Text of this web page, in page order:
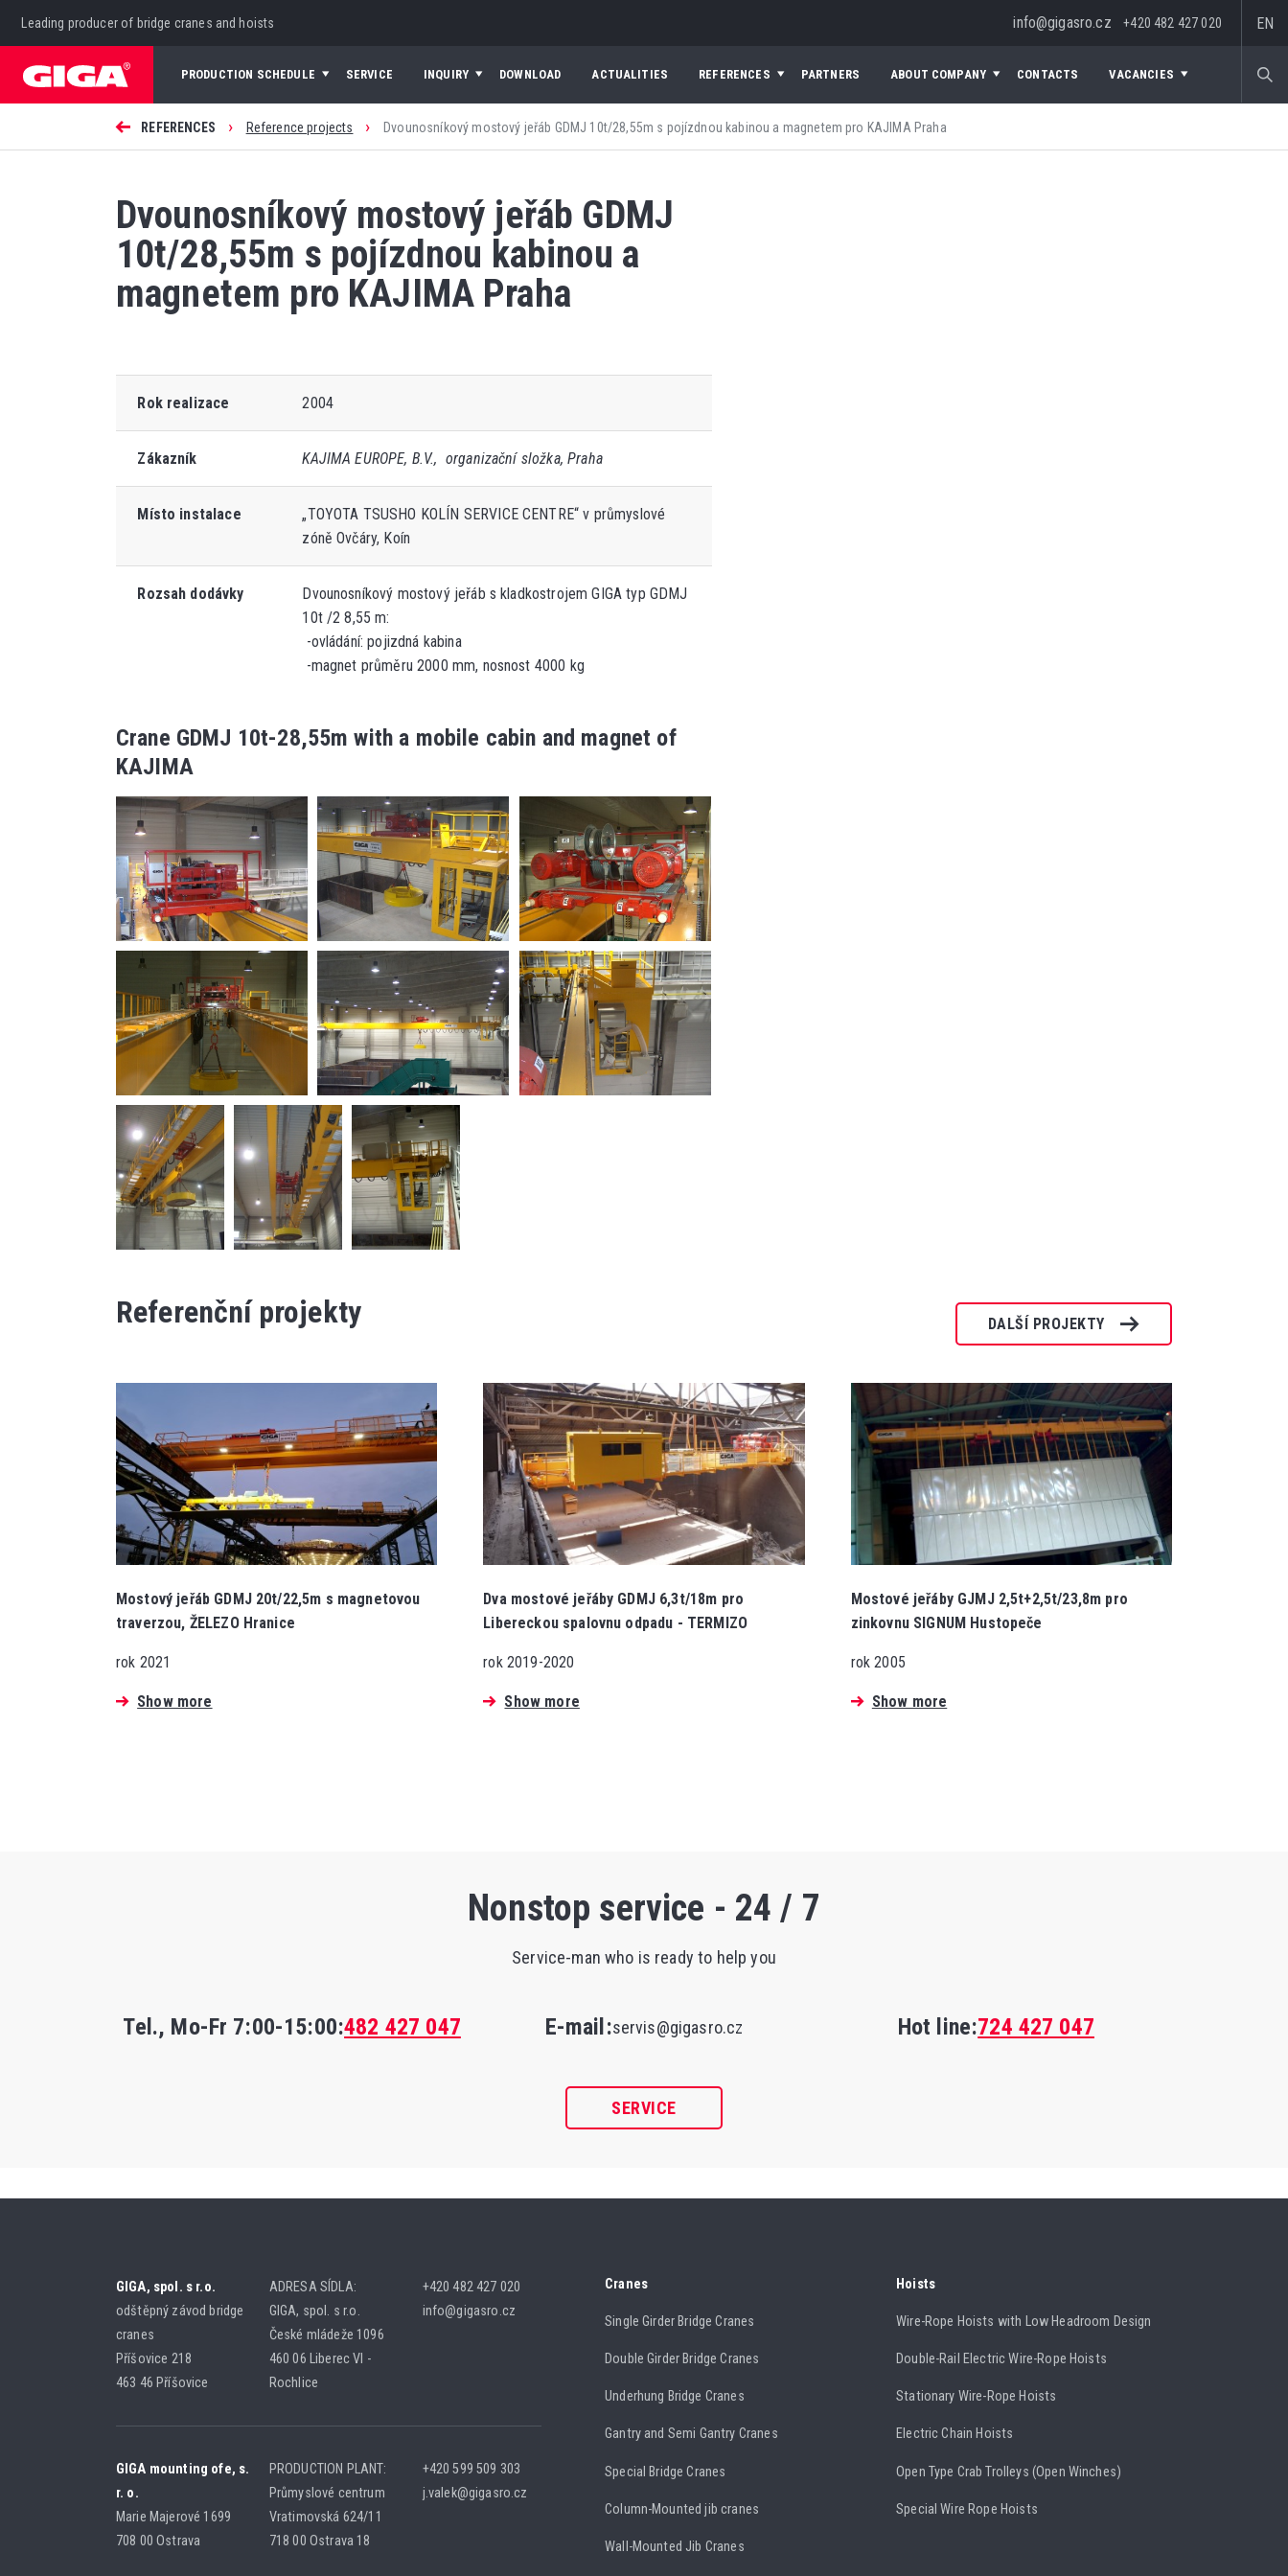
Leading producer of bridge cranes and hoists info@gigasro.cz+420 482 427 020 EN
PRODUCTION SCHEDULE SERVICE INQUIRY DOWNLOAD ACTUALITIES REFERENCES PARTNERS ABOUT COMPANY CONTACTS VACANCIES
REFERENCES › Reference projects › Dvounosníkový mostový jeřáb GDMJ 10t/28,55m s pojízdnou kabinou a magnetem pro KAJIMA Praha
Dvounosníkový mostový jeřáb GDMJ
10t/28,55m s pojízdnou kabinou a
magnetem pro KAJIMA Praha
Rok realizace 2004
Zákazník KAJIMA EUROPE, B.V., organizační složka, Praha
Místo instalace
„TOYOTA TSUSHO KOLÍN SERVICE CENTRE“ v průmyslové
zóně Ovčáry, Koín
Rozsah dodávky
Dvounosníkový mostový jeřáb s kladkostrojem GIGA typ GDMJ
10t /2 8,55 m:
-ovládání: pojizdná kabina
-magnet průměru 2000 mm, nosnost 4000 kg
Crane GDMJ 10t-28,55m with a mobile cabin and magnet of
KAJIMA
Referenční projekty DALŠÍ PROJEKTY
Mostový jeřáb GDMJ 20t/22,5m s magnetovou
traverzou, ŽELEZO Hranice
rok 2021
Show more
Dva mostové jeřáby GDMJ 6,3t/18m pro
Libereckou spalovnu odpadu - TERMIZO
rok 2019-2020
Show more
Mostové jeřáby GJMJ 2,5t+2,5t/23,8m pro
zinkovnu SIGNUM Hustopeče
rok 2005
Show more
Nonstop service - 24 / 7
Service-man who is ready to help you
Tel., Mo-Fr 7:00-15:00:482 427 047 E-mail:servis@gigasro.cz Hot line:724 427 047
SERVICE
GIGA, spol. s r.o.
odštěpný závod bridge
cranes
Příšovice 218
463 46 Příšovice
ADRESA SÍDLA:
GIGA, spol. s r.o.
České mládeže 1096
460 06 Liberec VI -
Rochlice
+420 482 427 020
info@gigasro.cz
GIGA mounting ofe, s.
r. o.
Marie Majerové 1699
708 00 Ostrava
PRODUCTION PLANT:
Průmyslové centrum
Vratimovská 624/11
718 00 Ostrava 18
+420 599 509 303
j.valek@gigasro.cz
Cranes
Single Girder Bridge Cranes
Double Girder Bridge Cranes
Underhung Bridge Cranes
Gantry and Semi Gantry Cranes
Special Bridge Cranes
Column-Mounted jib cranes
Wall-Mounted Jib Cranes
Hoists
Wire-Rope Hoists with Low Headroom Design
Double-Rail Electric Wire-Rope Hoists
Stationary Wire-Rope Hoists
Electric Chain Hoists
Open Type Crab Trolleys (Open Winches)
Special Wire Rope Hoists